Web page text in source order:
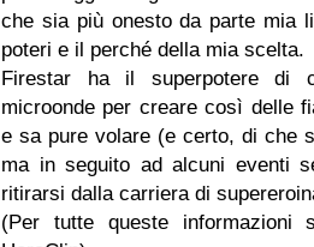
che sia più onesto da parte mia
poteri e il perché della mia scelta.
Firestar ha il superpotere di
microonde per creare così delle
e sa pure volare (e certo, di che
ma in seguito ad alcuni eventi
ritirarsi dalla carriera di
(Per tutte queste informazioni